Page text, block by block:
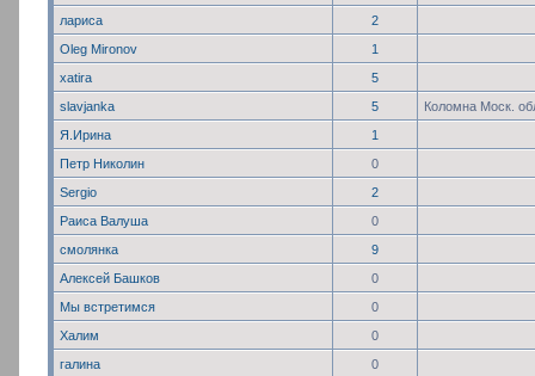
лариса
2
Oleg Mironov
1
xatira
5
slavjanka
5
Коломна Моск.
Я.Ирина
1
Петр Николин
0
Sergio
2
Раиса Валуша
0
смолянка
9
Алексей Башков
0
Мы встретимся
0
Халим
0
галина
0